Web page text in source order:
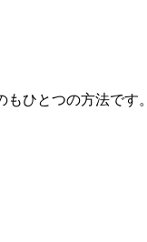
ひとつの方法です。